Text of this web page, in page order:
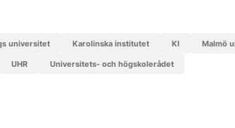
universitet Karolinska institutet KI Malmö
UHR Universitets- och högskolerådet